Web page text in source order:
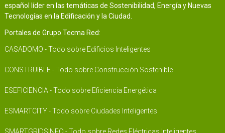
español líder en las temáticas de Sostenibilidad, Energía y Nuevas
Tecnologías en la Edificación y la Ciudad.
Portales de Grupo Tecma Red:
CASADOMO - Todo sobre Edificios Inteligentes
CONSTRUIBLE - Todo sobre Construcción Sostenible
ESEFICIENCIA - Todo sobre Eficiencia Energética
ESMARTCITY - Todo sobre Ciudades Inteligentes